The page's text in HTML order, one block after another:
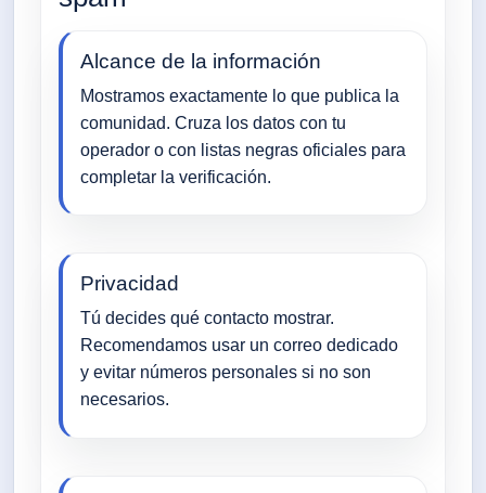
Alcance de la información
Mostramos exactamente lo que publica la
comunidad. Cruza los datos con tu
operador o con listas negras oficiales para
completar la verificación.
Privacidad
Tú decides qué contacto mostrar.
Recomendamos usar un correo dedicado
y evitar números personales si no son
necesarios.